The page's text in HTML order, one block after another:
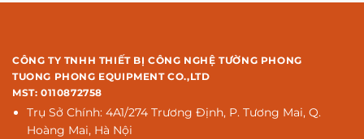
CÔNG TY TNHH THIẾT BỊ CÔNG NGHỆ TƯỜNG PHONG
TUONG PHONG EQUIPMENT CO.,LTD
MST: 0110872758
Trụ Sở Chính: 4A1/274 Trương Định, P. Tương Mai, Q.
Hoàng Mai, Hà Nội